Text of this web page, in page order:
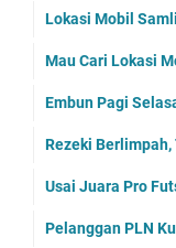
Lokasi Mobil
Mau Cari Lokasi
Embun Pagi
Rezeki
Usai Juara Pro
Pelanggan PLN